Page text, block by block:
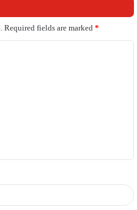
Required fields are marked *